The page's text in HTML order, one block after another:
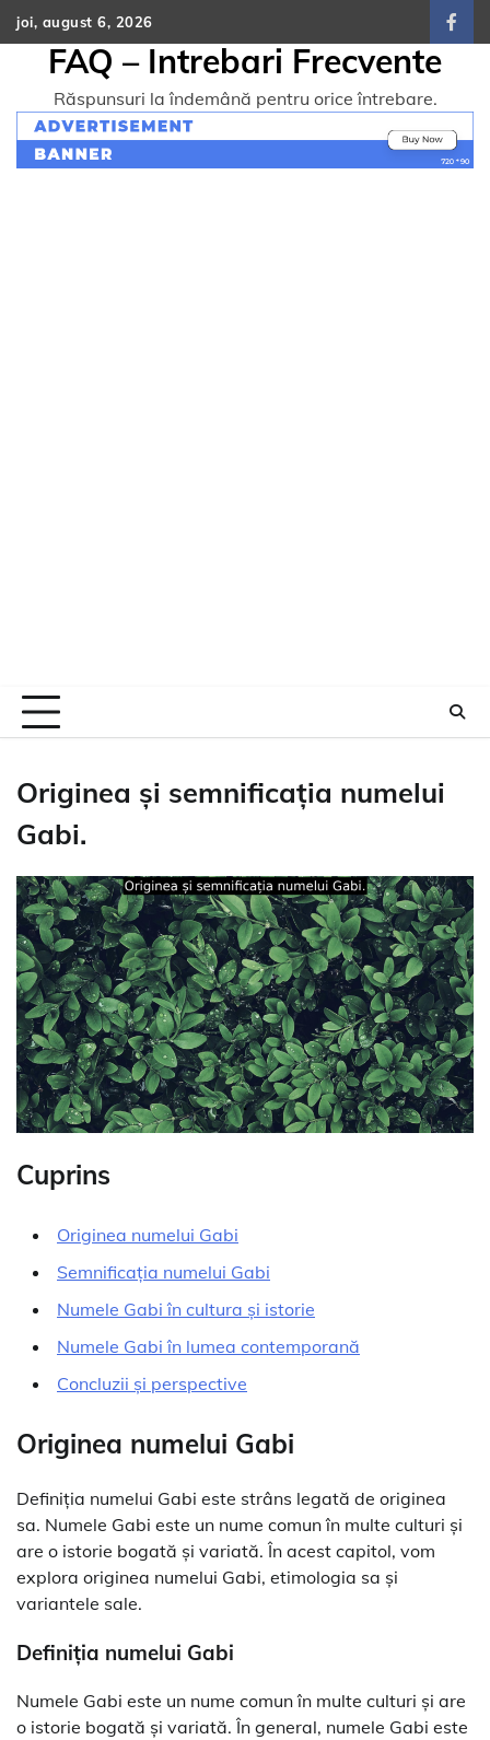
Skip
to
content
joi, august 6, 2026
FAQ – Intrebari Frecvente
Răspunsuri la îndemână pentru orice întrebare.
Originea și semnificația numelui
Gabi.
Cuprins
Originea numelui Gabi
Semnificația numelui Gabi
Numele Gabi în cultura și istorie
Numele Gabi în lumea contemporană
Concluzii și perspective
Originea numelui Gabi
Definiția numelui Gabi este strâns legată de originea
sa. Numele Gabi este un nume comun în multe culturi și
are o istorie bogată și variată. În acest capitol, vom
explora originea numelui Gabi, etimologia sa și
variantele sale.
Definiția numelui Gabi
Numele Gabi este un nume comun în multe culturi și are
o istorie bogată și variată. În general, numele Gabi este